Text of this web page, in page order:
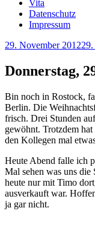
Vita
Datenschutz
Impressum
Veröffentlicht
29. November 2012
Donnerstag,
Bin noch in Rostock,
Berlin. Die
frisch. Drei Stunden
gewöhnt. Trotzdem
den Kollegen mal
Heute Abend falle ich
Mal sehen was uns die
heute nur mit Timo
ausverkauft war.
ja gar nicht.